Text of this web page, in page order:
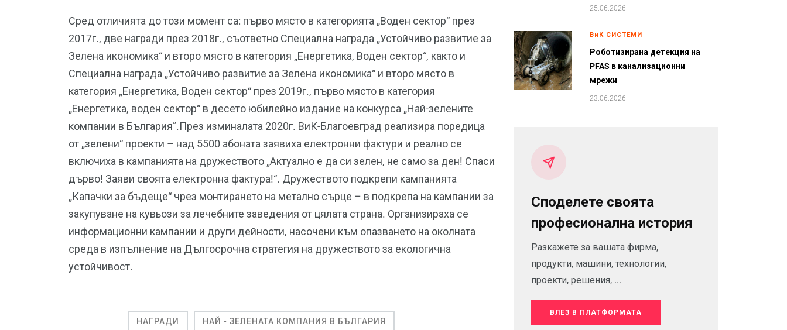
Сред отличията до този момент са: първо място в категорията „Воден сектор“ през
2017г., две награди през 2018г., съответно Специална награда „Устойчиво развитие за
Зелена икономика“ и второ място в категория „Енергетика, Воден сектор“, както и
Специална награда „Устойчиво развитие за Зелена икономика“ и второ място в
категория „Енергетика, Воден сектор“ през 2019г., първо място в категория
„Енергетика, воден сектор“ в десето юбилейно издание на конкурса „Най-зелените
компании в България”.През изминалата 2020г. ВиК-Благоевград реализира поредица
от „зелени“ проекти – над 5500 абоната заявиха електронни фактури и реално се
включиха в кампанията на дружеството „Актуално е да си зелен, не само за ден! Спаси
дърво! Заяви своята електронна фактура!“. Дружеството подкрепи кампанията
„Капачки за бъдеще“ чрез монтирането на метално сърце – в подкрепа на кампании за
закупуване на кувьози за лечебните заведения от цялата страна. Организираха се
информационни кампании и други дейности, насочени към опазването на околната
среда в изпълнение на Дългосрочна стратегия на дружеството за екологична
устойчивост.
НАГРАДИ НАЙ - ЗЕЛЕНАТА КОМПАНИЯ В БЪЛГАРИЯ
25.06.2026
ВиК СИСТЕМИ
Роботизирана детекция на
PFAS в канализационни
мрежи
23.06.2026
Споделете своята
професионална история
Разкажете за вашата фирма,
продукти, машини, технологии,
проекти, решения, ...
ВЛЕЗ В ПЛАТФОРМАТА